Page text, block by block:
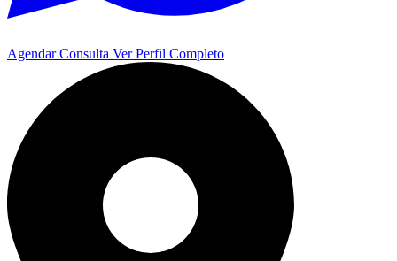
Agendar Consulta Ver Perfil Completo